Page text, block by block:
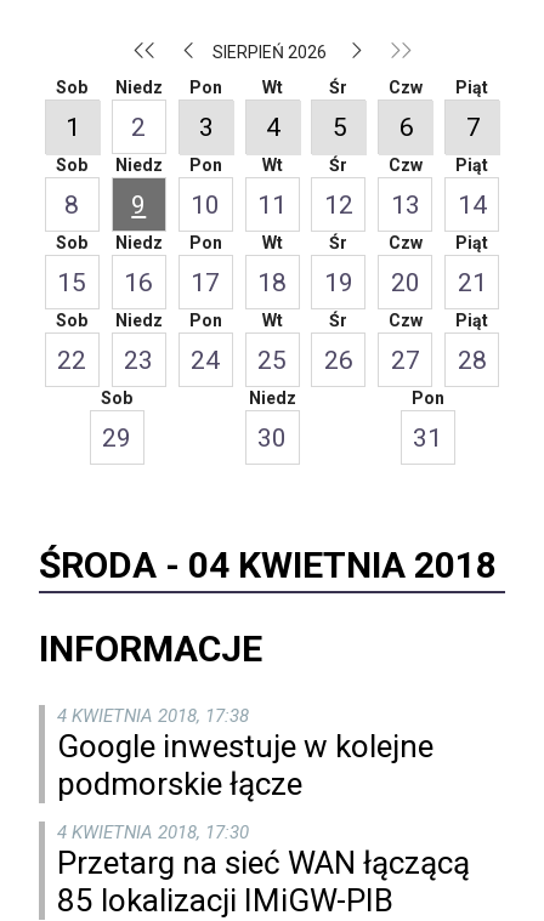
SIERPIEŃ 2026
Sob
1
Niedz
2
Pon
3
Wt
4
Śr
5
Czw
6
Piąt
7
Sob
8
Niedz
9
Pon
10
Wt
11
Śr
12
Czw
13
Piąt
14
Sob
15
Niedz
16
Pon
17
Wt
18
Śr
19
Czw
20
Piąt
21
Sob
22
Niedz
23
Pon
24
Wt
25
Śr
26
Czw
27
Piąt
28
Sob
29
Niedz
30
Pon
31
ŚRODA - 04 KWIETNIA 2018
INFORMACJE
4 KWIETNIA 2018, 17:38
Google inwestuje w kolejne
podmorskie łącze
4 KWIETNIA 2018, 17:30
Przetarg na sieć WAN łączącą
85 lokalizacji IMiGW-PIB